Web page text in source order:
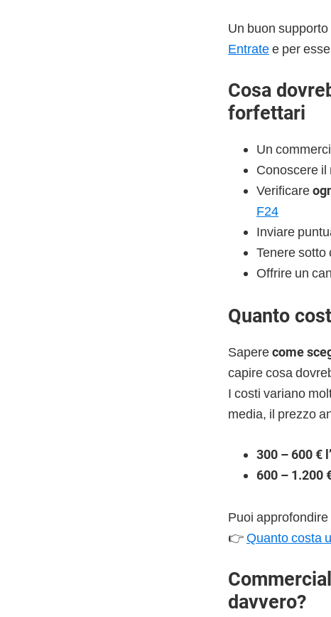
Un buon
Entratee per
Cosa
forfettari
Un
Conoscere il
Verificare
F24
Inviare
Tenere sotto
Offrire un
Quanto
Saperecome
capire cosa
I costi variano
media, il prezzo
300 – 600 €
600 – 1.200
Puoi
👉Quanto costa
davvero?